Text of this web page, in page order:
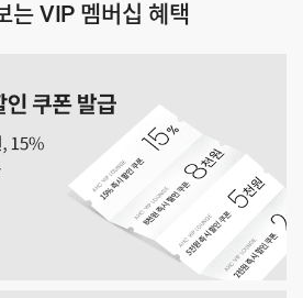
는 VIP 멤버십 혜택